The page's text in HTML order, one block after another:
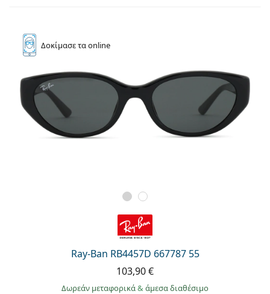
Δοκίμασετα online
Ray-Ban RB4457D 667787 55
103,90 €
Δωρεάν μεταφορικά& άμεσα διαθέσιμο